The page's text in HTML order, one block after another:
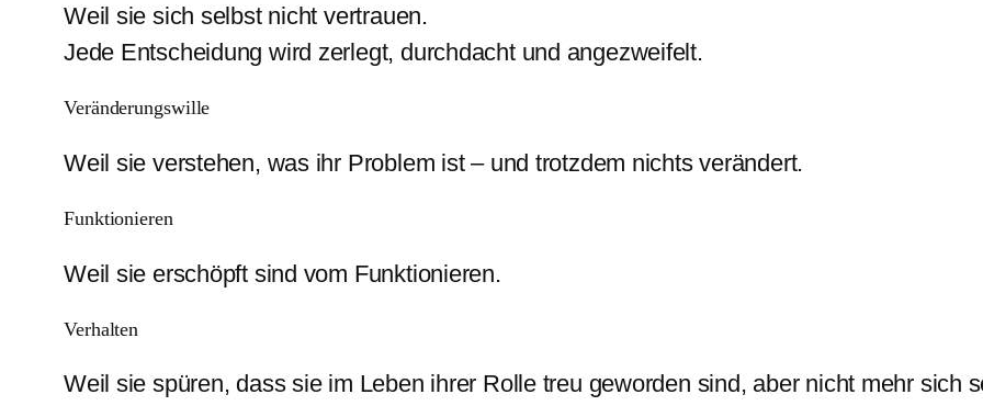
Weil sie sich selbst nicht vertrauen.
Jede Entscheidung wird zerlegt, durchdacht und angezweifelt.
Veränderungswille
Weil sie verstehen, was ihr Problem ist – und trotzdem nichts verändert.
Funktionieren
Weil sie erschöpft sind vom Funktionieren.
Verhalten
Weil sie spüren, dass sie im Leben ihrer Rolle treu geworden sind, aber nicht mehr sich